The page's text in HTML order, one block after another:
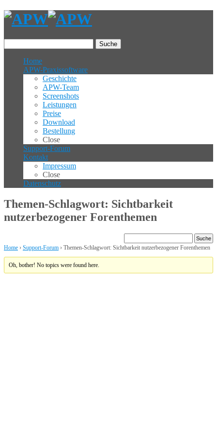
Suche
Home
APW-Praxissoftware
Geschichte
APW-Team
Screenshots
Leistungen
Preise
Download
Bestellung
Close
Support-Forum
Kontakt
Impressum
Close
Datenschutz
Themen-Schlagwort: Sichtbarkeit
nutzerbezogener Forenthemen
Home › Support-Forum › Themen-Schlagwort: Sichtbarkeit nutzerbezogener Forenthemen
Oh, bother! No topics were found here.